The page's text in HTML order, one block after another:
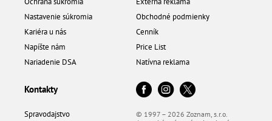
Nastavenie súkromia
Kariéra u nás
Napíšte nám
Nariadenie DSA
Obchodné podmienky
Cenník
Price List
Natívna reklama
Kontakty
Spravodajstvo © 1997 – 2026 Zoznam, s.r.o.